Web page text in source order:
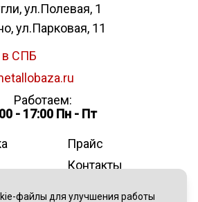
ул.Полевая, 1
ул.Парковая, 11
в СПБ
Работаем:
- 17:00 Пн - Пт
Прайс
Контакты
файлы для улучшения работы